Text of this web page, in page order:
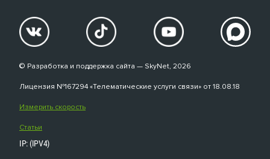
© Разработка и поддержка сайта — SkyNet, 2026
Лицензия №167294 «Телематические услуги связи» от 18.08.18
Измерить скорость
Статьи
IP: (IPV4)